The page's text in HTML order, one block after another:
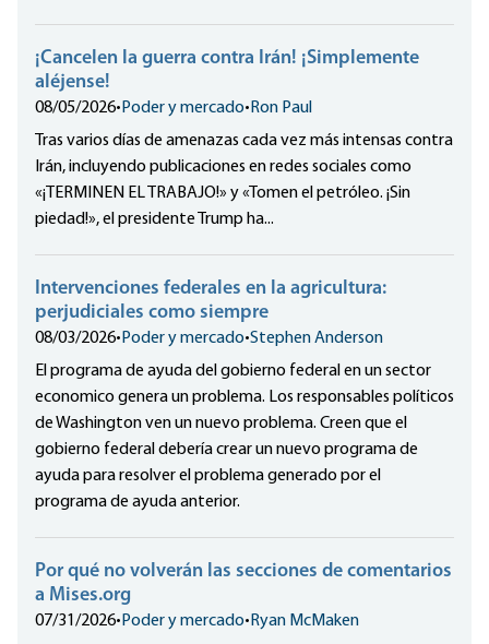
¡Cancelen la guerra contra Irán! ¡Simplemente
aléjense!
08/05/2026• Poder y mercado• Ron Paul
Tras varios días de amenazas cada vez más intensas contra
Irán, incluyendo publicaciones en redes sociales como
«¡TERMINEN EL TRABAJO!» y «Tomen el petróleo. ¡Sin
piedad!», el presidente Trump ha...
Intervenciones federales en la agricultura:
perjudiciales como siempre
08/03/2026• Poder y mercado•Stephen Anderson
El programa de ayuda del gobierno federal en un sector
economico genera un problema. Los responsables políticos
de Washington ven un nuevo problema. Creen que el
gobierno federal debería crear un nuevo programa de
ayuda para resolver el problema generado por el
programa de ayuda anterior.
Por qué no volverán las secciones de comentarios
a Mises.org
07/31/2026• Poder y mercado• Ryan McMaken